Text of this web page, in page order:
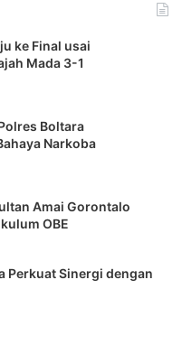
ke Final usai
Mada 3-1
Boltara
Narkoba
Amai Gorontalo
OBE
Perkuat Sinergi dengan